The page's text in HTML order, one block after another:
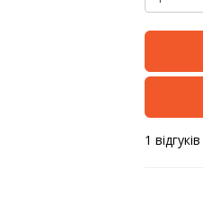
1 відгуків